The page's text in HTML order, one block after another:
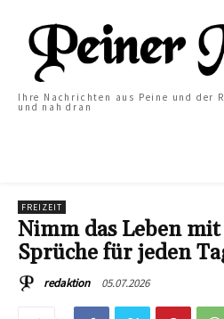
Ihre Nachrichten aus Peine und der
und nah dran
FREIZEIT
Nimm das Leben
Sprüche für jeden
redaktion 05.07.2026